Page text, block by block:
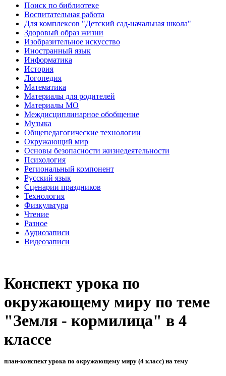
Поиск по библиотеке
Воспитательная работа
Для комплексов "Детский сад-начальная школа"
Здоровый образ жизни
Изобразительное искусство
Иностранный язык
Информатика
История
Логопедия
Математика
Материалы для родителей
Материалы МО
Междисциплинарное обобщение
Музыка
Общепедагогические технологии
Окружающий мир
Основы безопасности жизнедеятельности
Психология
Региональный компонент
Русский язык
Сценарии праздников
Технология
Физкультура
Чтение
Разное
Аудиозаписи
Видеозаписи
Конспект урока по
окружающему миру по теме
"Земля - кормилица" в 4
классе
план-конспект урока по окружающему миру (4 класс) на тему